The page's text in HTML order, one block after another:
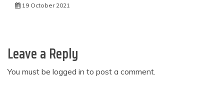
19 October 2021
Leave a Reply
You must be logged in to post a comment.